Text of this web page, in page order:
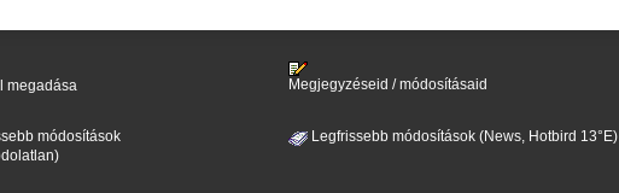
megadása
Megjegyzéseid / módosításaid
módosítások
Legfrissebb módosítások (News, Hotbird 13°E)